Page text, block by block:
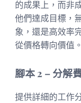
的成果上，而非
他們達成目標，
象，還是高效率
從價格轉向價值。
腳本 2 – 分解
提供詳細的工作